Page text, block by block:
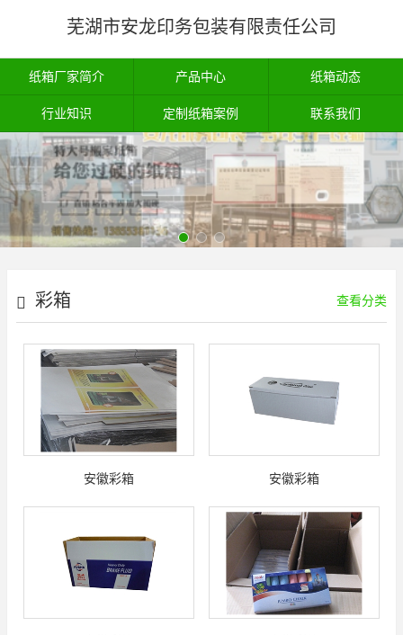
芜湖市安龙印务包装有限责任公司
纸箱厂家简介 产品中心 纸箱动态
行业知识 定制纸箱案例 联系我们
彩箱 查看分类
安徽彩箱 安徽彩箱